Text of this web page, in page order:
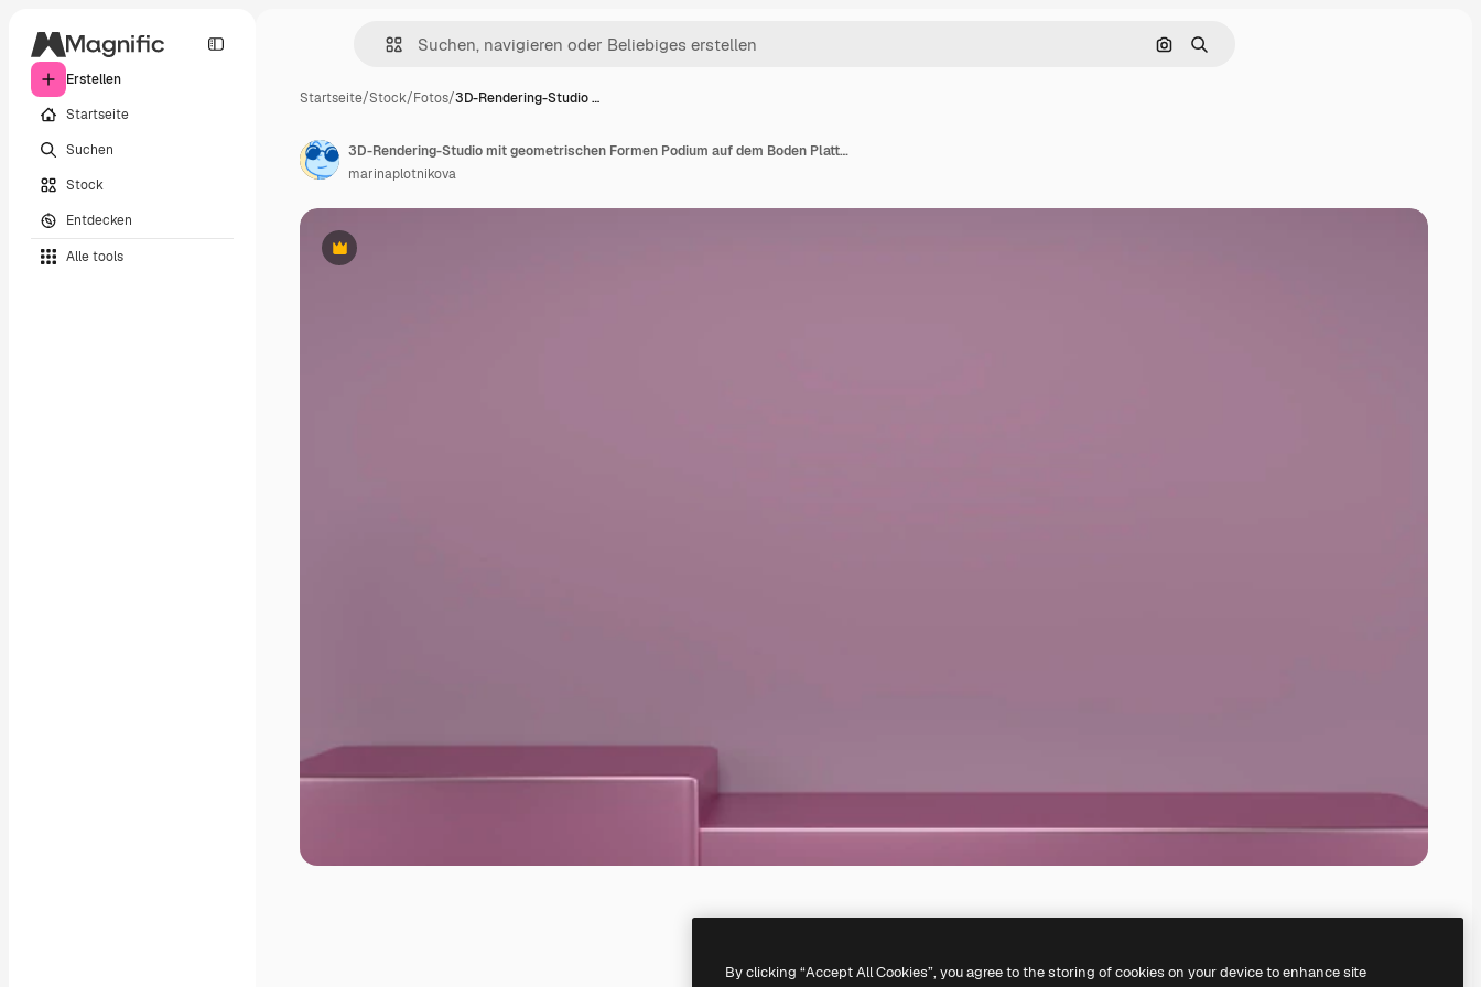
Erstellen
Startseite
Suchen
Stock
Entdecken
Alle tools
Nach Bild suchen
Suchen
Startseite/Stock/Fotos/3D-Rendering-Studio …
Premium
3D-Rendering-Studio mit geometrischen Formen Podium auf dem Boden Plattformen für Produktpräsentationen Mock-up-Hintergrund
marinaplotnikova
By clicking “Accept All Cookies”, you agree to the storing of cookies on your device to enhance site